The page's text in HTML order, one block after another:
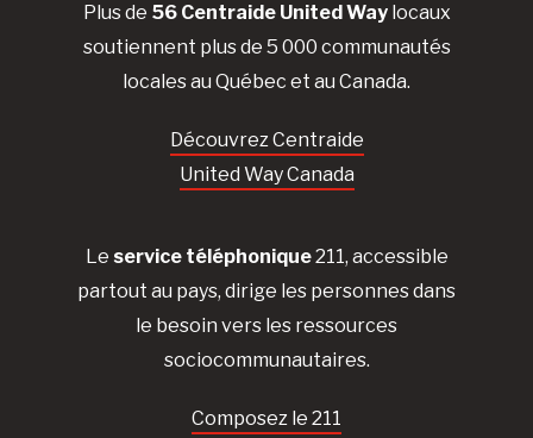
Plus de 56 Centraide United Waylocaux
soutiennent plus de 5 000 communautés
locales au Québec et au Canada.
Découvrez Centraide
United Way Canada
Le service téléphonique211, accessible
partout au pays, dirige les personnes dans
le besoin vers les ressources
sociocommunautaires.
Composez le 211